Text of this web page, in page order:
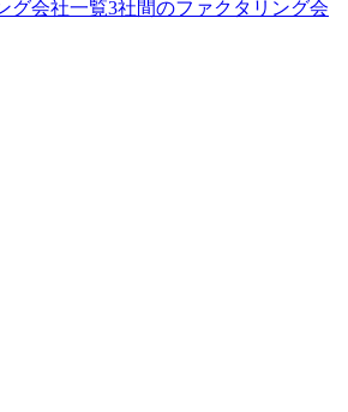
グ会社一覧3社間のファクタリング会